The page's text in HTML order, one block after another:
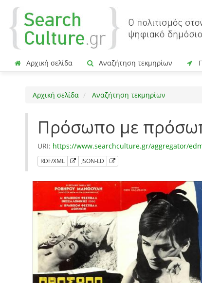
Αρχική σελίδα Αναζήτηση τεκμηρίων
Αρχική σελίδα Αναζήτηση τεκμηρίων
Πρόσωπο με
URI: https://www.searchculture.gr/aggregator/
RDF/XML JSON-LD